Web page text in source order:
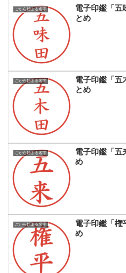
ごから始まる名字
電子印鑑「五
とめ
ごから始まる名字
電子印鑑「五
とめ
ごから始まる名字
電子印鑑「五
め
ごから始まる名字
電子印鑑「権
め